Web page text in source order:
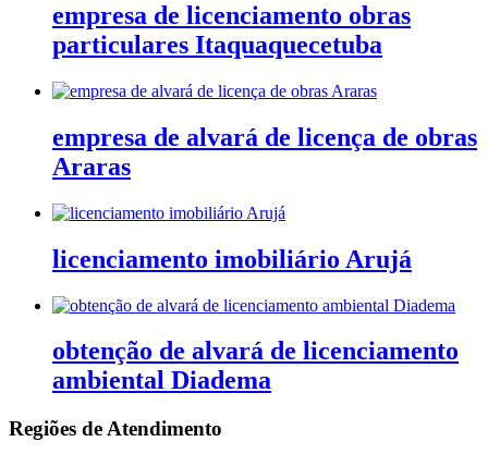
empresa de licenciamento obras
particulares Itaquaquecetuba
empresa de alvará de licença de obras
Araras
licenciamento imobiliário Arujá
obtenção de alvará de licenciamento
ambiental Diadema
Regiões de Atendimento